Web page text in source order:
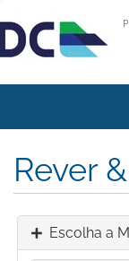
Rever
Escolha a